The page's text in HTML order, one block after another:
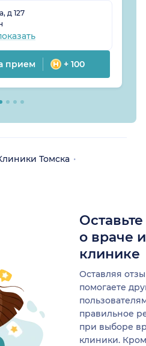
д 127
прием + 100
Томска
о враче
клинике
Оставляя
помогаете
правильное
при выборе
клиники.